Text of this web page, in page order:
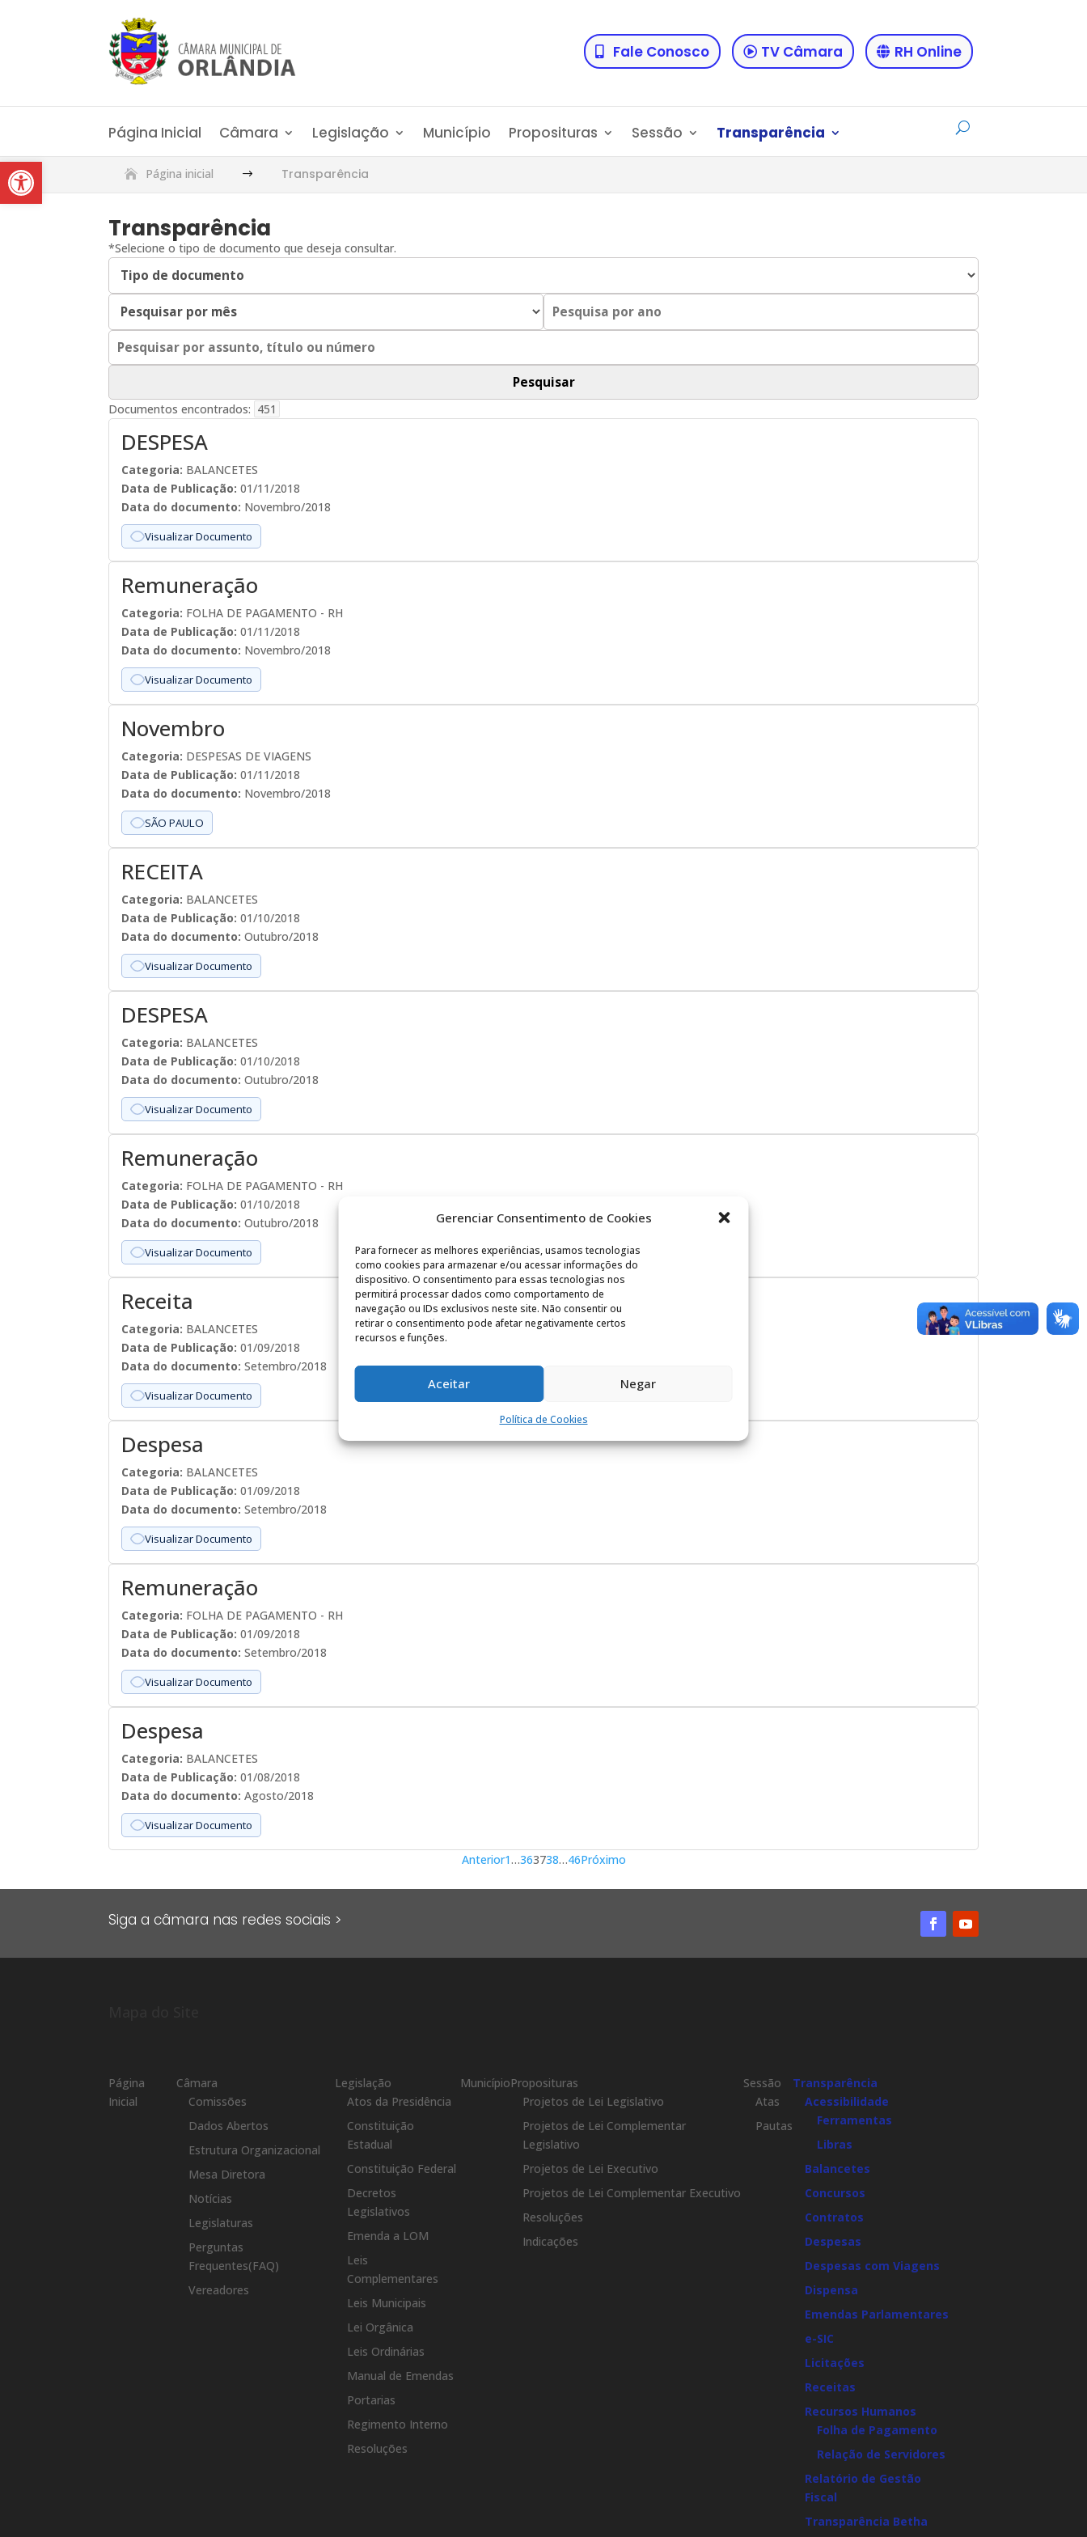
Abrir a barra de ferramentas
Gerenciar Consentimento de Cookies
Para fornecer as melhores experiências, usamos tecnologias
como cookies para armazenar e/ou acessar informações do
dispositivo. O consentimento para essas tecnologias nos
permitirá processar dados como comportamento de
navegação ou IDs exclusivos neste site. Não consentir ou
retirar o consentimento pode afetar negativamente certos
recursos e funções.
Aceitar Negar
Política de Cookies
Fale Conosco TV Câmara RH Online
Página Inicial Câmara Legislação Município Proposituras Sessão Transparência
Página inicial $ Transparência
Transparência
*Selecione o tipo de documento que deseja consultar.
Documentos encontrados: 451
DESPESA
Categoria: BALANCETES
Data de Publicação: 01/11/2018
Data do documento: Novembro/2018
Visualizar Documento
Remuneração
Categoria: FOLHA DE PAGAMENTO - RH
Data de Publicação: 01/11/2018
Data do documento: Novembro/2018
Visualizar Documento
Novembro
Categoria: DESPESAS DE VIAGENS
Data de Publicação: 01/11/2018
Data do documento: Novembro/2018
SÃO PAULO
RECEITA
Categoria: BALANCETES
Data de Publicação: 01/10/2018
Data do documento:Outubro/2018
Visualizar Documento
DESPESA
Categoria: BALANCETES
Data de Publicação: 01/10/2018
Data do documento:Outubro/2018
Visualizar Documento
Remuneração
Categoria: FOLHA DE PAGAMENTO - RH
Data de Publicação: 01/10/2018
Data do documento:Outubro/2018
Visualizar Documento
Receita
Categoria: BALANCETES
Data de Publicação: 01/09/2018
Data do documento:Setembro/2018
Visualizar Documento
Despesa
Categoria: BALANCETES
Data de Publicação: 01/09/2018
Data do documento:Setembro/2018
Visualizar Documento
Remuneração
Categoria: FOLHA DE PAGAMENTO - RH
Data de Publicação: 01/09/2018
Data do documento:Setembro/2018
Visualizar Documento
Despesa
Categoria: BALANCETES
Data de Publicação: 01/08/2018
Data do documento:Agosto/2018
Visualizar Documento
Paginação Anterior1…363738…46Próximo
Siga a câmara nas redes sociais >
Página
Inicial
Câmara
Comissões
Dados Abertos
Estrutura Organizacional
Mesa Diretora
Notícias
Legislaturas
Perguntas
Frequentes(FAQ)
Vereadores
Legislação
Atos da Presidência
Constituição
Estadual
Constituição Federal
Decretos
Legislativos
Emenda a LOM
Leis
Complementares
Leis Municipais
Lei Orgânica
Leis Ordinárias
Manual de Emendas
Portarias
Regimento Interno
Resoluções
MunicípioProposituras
Projetos de Lei Legislativo
Projetos de Lei Complementar
Legislativo
Projetos de Lei Executivo
Projetos de Lei Complementar Executivo
Resoluções
Indicações
Sessão
Atas
Pautas
Transparência
Acessibilidade
Ferramentas
Libras
Balancetes
Concursos
Contratos
Despesas
Despesas com Viagens
Dispensa
Emendas Parlamentares
e-SIC
Licitações
Receitas
Recursos Humanos
Folha de Pagamento
Relação de Servidores
Relatório de Gestão
Fiscal
Transparência Betha